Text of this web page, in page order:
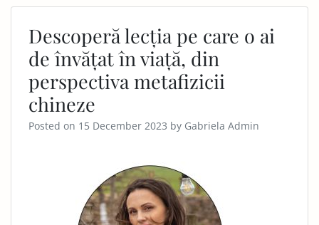
Descoperă lecția pe care o ai
de învățat în viață, din
perspectiva metafizicii
chineze
Posted on 15 December 2023 by Gabriela Admin